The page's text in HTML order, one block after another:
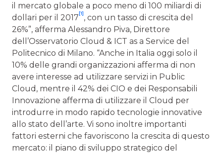
il mercato globale a poco meno di 100 miliardi di
dollari per il 2017[1], con un tasso di crescita del
26%”, afferma Alessandro Piva, Direttore
dell’Osservatorio Cloud & ICT as a Service del
Politecnico di Milano. “Anche in Italia oggi solo il
10% delle grandi organizzazioni afferma di non
avere interesse ad utilizzare servizi in Public
Cloud, mentre il 42% dei CIO e dei Responsabili
Innovazione afferma di utilizzare il Cloud per
introdurre in modo rapido tecnologie innovative
allo stato dell’arte. Vi sono inoltre importanti
fattori esterni che favoriscono la crescita di questo
mercato: il piano di sviluppo strategico del